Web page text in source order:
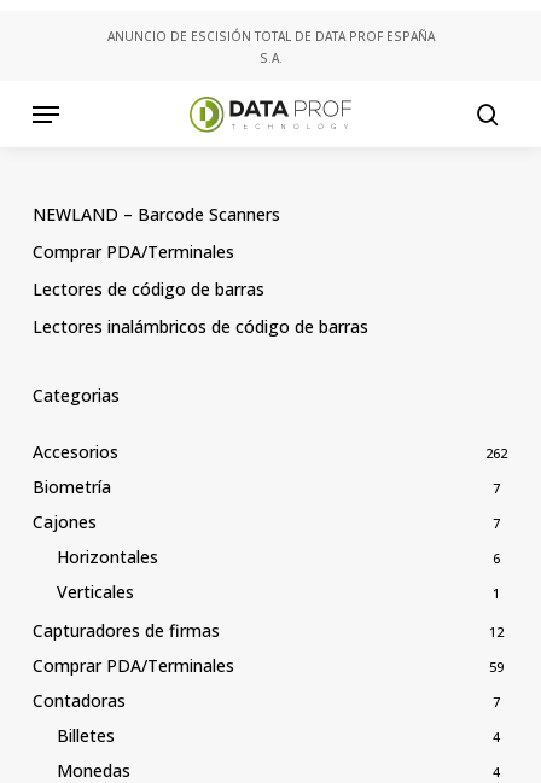
ANUNCIO DE ESCISIÓN TOTAL DE DATA PROF ESPAÑA
S.A.
Menu
NEWLAND – Barcode Scanners
Comprar PDA/Terminales
Lectores de código de barras
Lectores inalámbricos de código de barras
Categorias
Accesorios 262
Biometría 7
Cajones 7
Horizontales 6
Verticales 1
Capturadores de firmas 12
Comprar PDA/Terminales 59
Contadoras 7
Billetes 4
Monedas 4